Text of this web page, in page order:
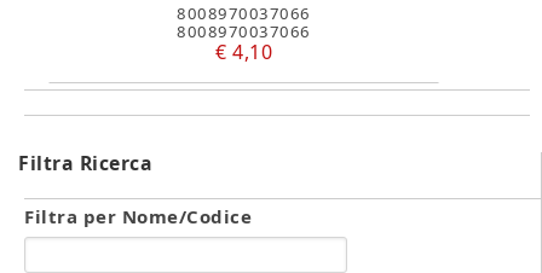
8008970037066
8008970037066
€ 4,10
Filtra Ricerca
Filtra per Nome/Codice